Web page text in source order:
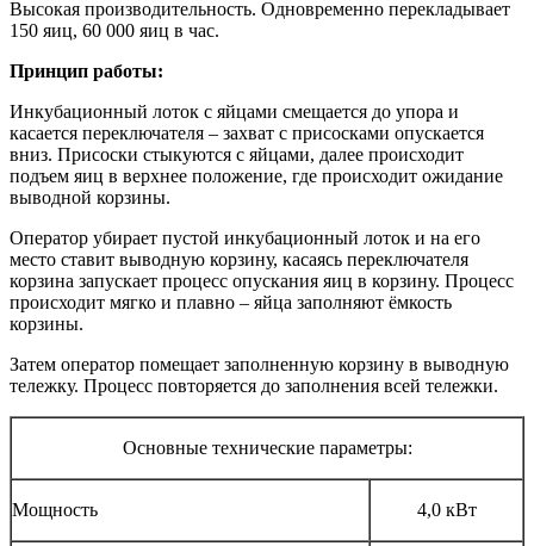
Высокая производительность. Одновременно перекладывает
150 яиц, 60 000 яиц в час.
Принцип работы:
Инкубационный лоток с яйцами смещается до упора и
касается переключателя – захват с присосками опускается
вниз. Присоски стыкуются с яйцами, далее происходит
подъем яиц в верхнее положение, где происходит ожидание
выводной корзины.
Оператор убирает пустой инкубационный лоток и на его
место ставит выводную корзину, касаясь переключателя
корзина запускает процесс опускания яиц в корзину. Процесс
происходит мягко и плавно – яйца заполняют ёмкость
корзины.
Затем оператор помещает заполненную корзину в выводную
тележку. Процесс повторяется до заполнения всей тележки.
Основные технические параметры:
Мощность 4,0 кВт